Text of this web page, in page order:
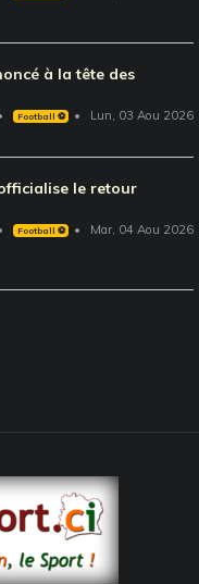
à la tête des
Football ⚽️ Lun, 03 Aou 2026
le retour
Football ⚽️ Mar, 04 Aou 2026